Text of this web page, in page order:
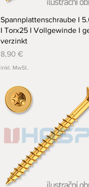
Schnellansicht
Spannplattenschraube I
I Torx25 I Vollgewinde I
verzinkt
Preis
8,90 €
inkl. MwSt.